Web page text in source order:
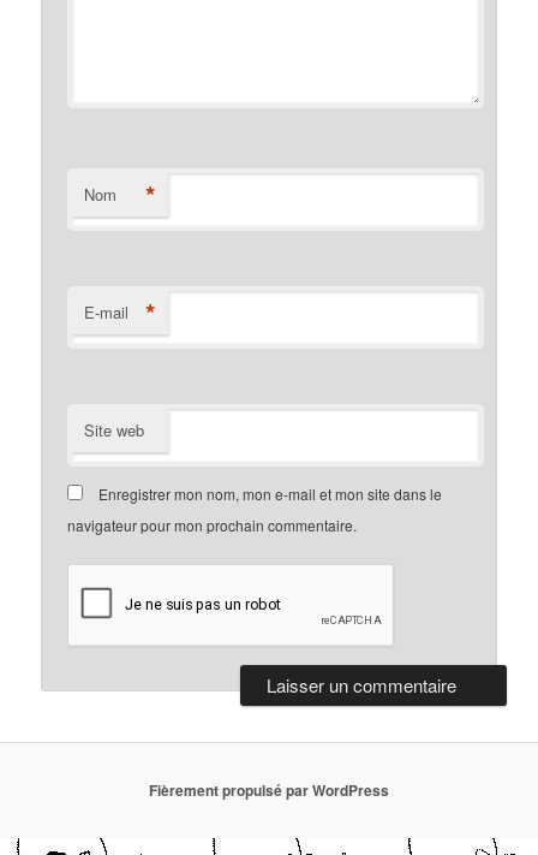
Nom *
E-mail *
Site web
Enregistrer mon nom, mon e-mail et mon site dans le
navigateur pour mon prochain commentaire.
Fièrement propulsé par WordPress